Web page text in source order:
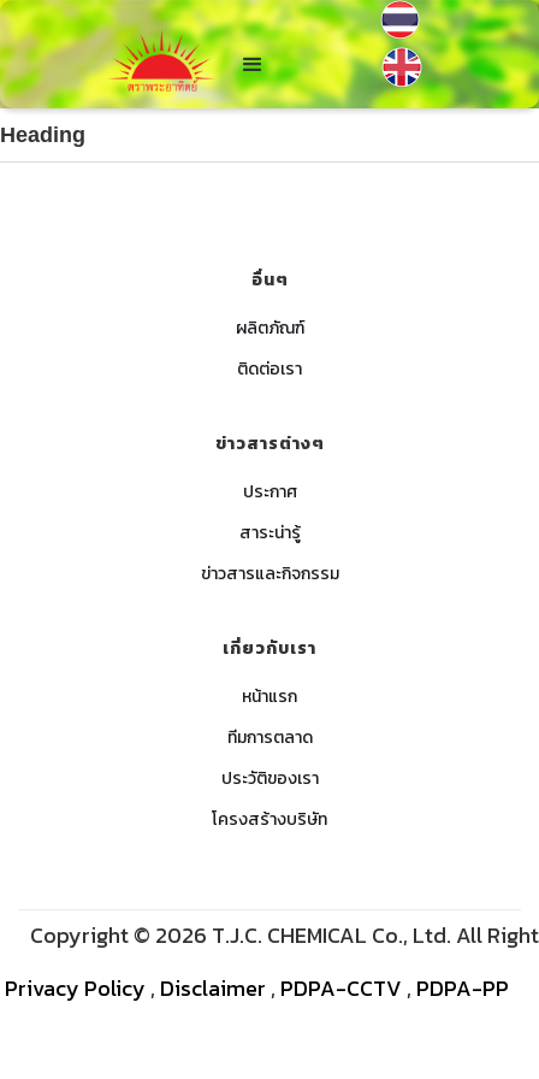
Heading
อื่นๆ
ผลิตภัณฑ์
ติดต่อเรา
ข่าวสารต่างๆ
ประกาศ
สาระน่ารู้
ข่าวสารและกิจกรรม
เกี่ยวกับเรา
หน้าแรก
ทีมการตลาด
ประวัติของเรา
โครงสร้างบริษัท
Copyright © 2026 T.J.C. CHEMICAL Co., Ltd. All
Privacy Policy , Disclaimer , PDPA-CCTV , PDPA-PP